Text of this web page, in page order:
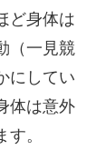
ど身体は
（一見競
にしてい
体は意外
。